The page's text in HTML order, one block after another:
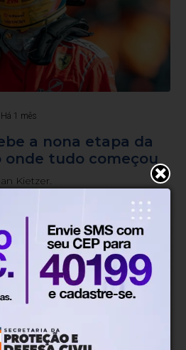
Há 1 mês
a nona etapa da
onde tudo começou
Kietzer.
o blog/coluna